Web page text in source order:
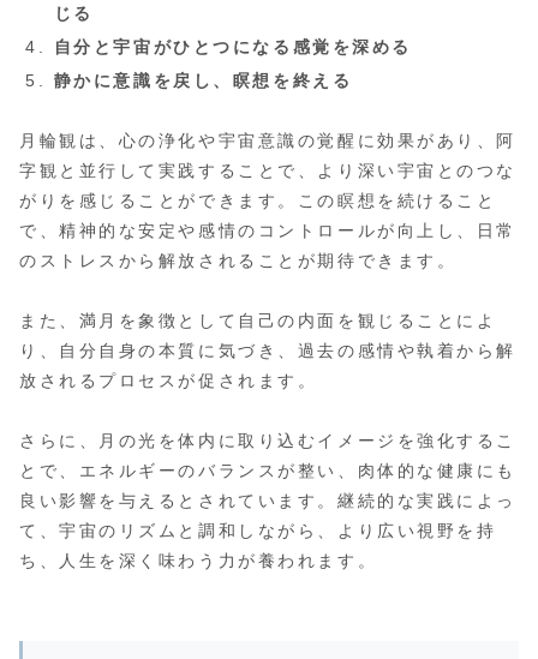
じる
自分と宇宙がひとつになる感覚を深める
静かに意識を戻し、瞑想を終える
月輪観は、心の浄化や宇宙意識の覚醒に効果があり、阿
字観と並行して実践することで、より深い宇宙とのつな
がりを感じることができます。この瞑想を続けること
で、精神的な安定や感情のコントロールが向上し、日常
のストレスから解放されることが期待できます。
また、満月を象徴として自己の内面を観じることによ
り、自分自身の本質に気づき、過去の感情や執着から解
放されるプロセスが促されます。
さらに、月の光を体内に取り込むイメージを強化するこ
とで、エネルギーのバランスが整い、肉体的な健康にも
良い影響を与えるとされています。継続的な実践によっ
て、宇宙のリズムと調和しながら、より広い視野を持
ち、人生を深く味わう力が養われます。